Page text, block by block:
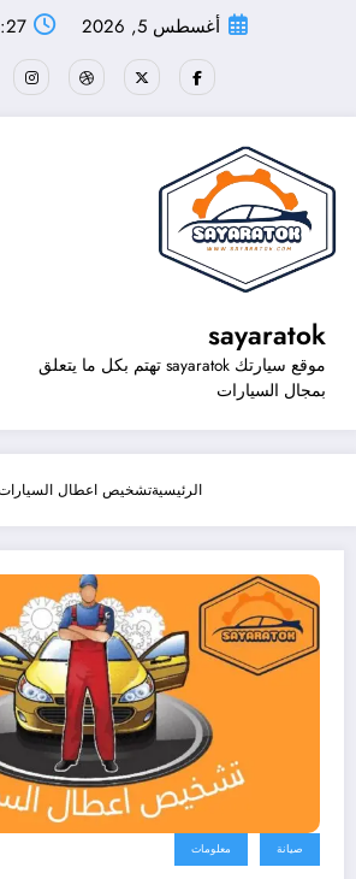
أغسطس 5, 2026 AM
sayaratok
موقع سيارتك sayaratok تهتم بكل ما يتعلق
بمجال السيارات
الرئيسيةتشخيص اعطال
صيانة معلومات